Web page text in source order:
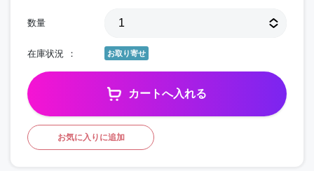
数量
在庫状況 お取り寄せ
カートへ入れる
お気に入りに追加